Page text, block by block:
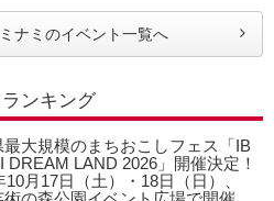
ナミのイベント一覧へ
ンキング
最大規模のまちおこしフェス「IB
DREAM LAND 2026」開催決定！
10月17日（土）・18日（日）、